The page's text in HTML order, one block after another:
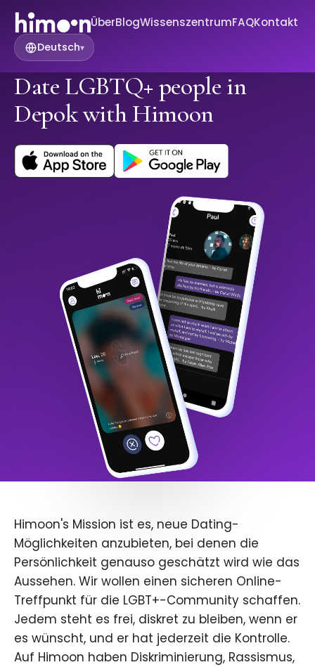
ÜberBlogWissenszentrumFAQKontakt
Deutsch▾
Date LGBTQ+ people in
Depok with Himoon
Himoon's Mission ist es, neue Dating-
Möglichkeiten anzubieten, bei denen die
Persönlichkeit genauso geschätzt wird wie das
Aussehen. Wir wollen einen sicheren Online-
Treffpunkt für die LGBT+-Community schaffen.
Jedem steht es frei, diskret zu bleiben, wenn er
es wünscht, und er hat jederzeit die Kontrolle.
Auf Himoon haben Diskriminierung, Rassismus,